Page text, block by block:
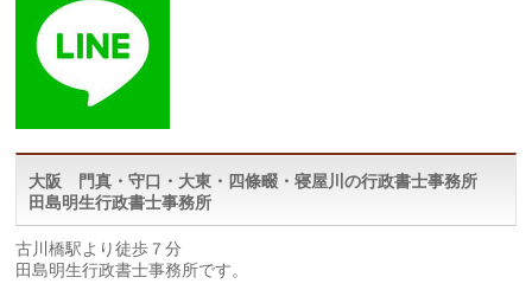
大阪 門真・守口・大東・四條畷・寝屋川の行政書士事務所
田島明生行政書士事務所
古川橋駅より徒歩７分
田島明生行政書士事務所です。